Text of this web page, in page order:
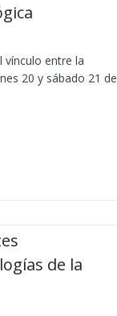
vínculo entre la
20 y sábado 21 de
de la